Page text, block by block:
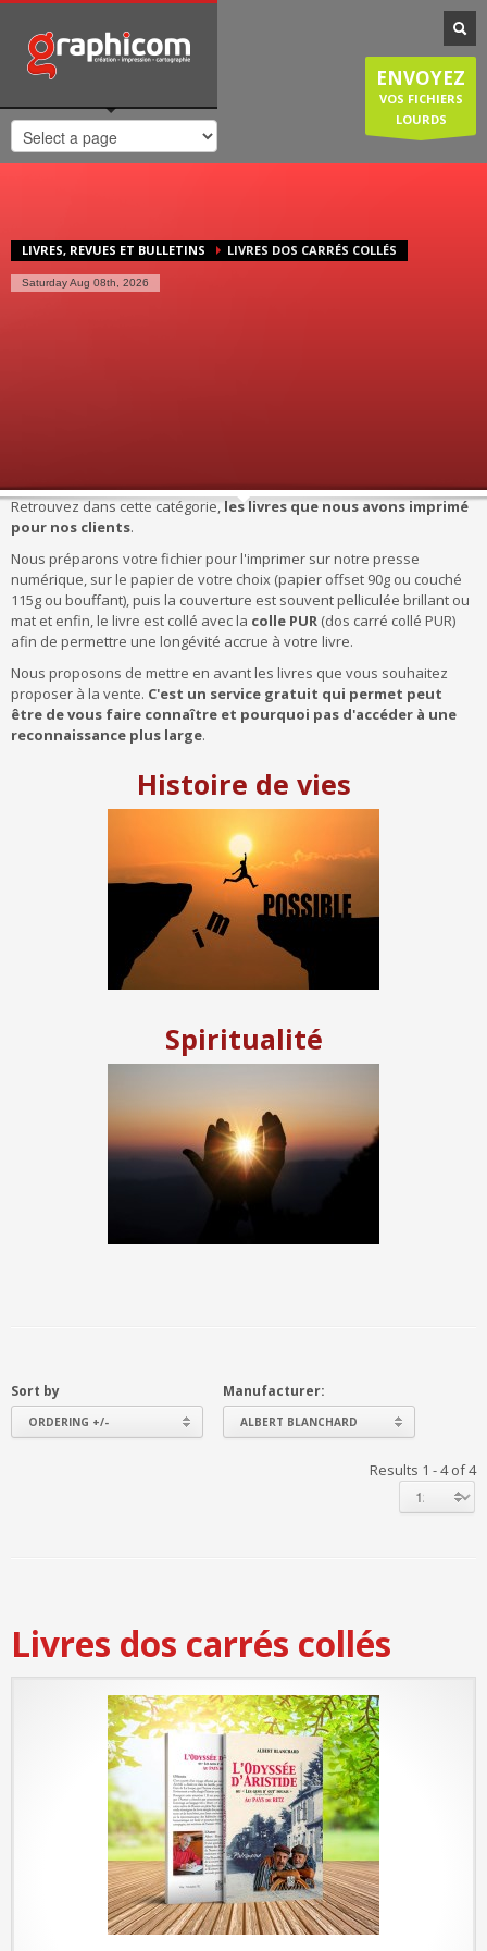
NOTRE SPÉCIALISATION
Notre entreprise familiale est spécialisée dans la cartographie, les
plans de ville, mais est également compétente en infographie, en
création graphique, en impression grâce à nos presses numériques
de haute qualité. Nous réalisons également des sites internet et
couvrons donc une large demande des entreprises et particuliers.
Vendredi: 8:30-12:30/14:00-18:00
Samedi/Dimanche: Fermé.
ENVOYEZ
VOS FICHIERS
LOURDS
LIVRES, REVUES ET BULLETINS LIVRES DOS CARRÉS COLLÉS
Saturday Aug 08th, 2026
Retrouvez dans cette catégorie, les livres que nous avons imprimé
pour nos clients.
Nous préparons votre fichier pour l'imprimer sur notre presse
numérique, sur le papier de votre choix (papier offset 90g ou couché
115g ou bouffant), puis la couverture est souvent pelliculée brillant ou
mat et enfin, le livre est collé avec la colle PUR (dos carré collé PUR)
afin de permettre une longévité accrue à votre livre.
Nous proposons de mettre en avant les livres que vous souhaitez
proposer à la vente. C'est un service gratuit qui permet peut
être de vous faire connaître et pourquoi pas d'accéder à une
reconnaissance plus large.
Histoire de vies
Spiritualité
Sort by
ORDERING +/-
Manufacturer:
ALBERT BLANCHARD
Results 1 - 4 of 4
Livres dos carrés collés